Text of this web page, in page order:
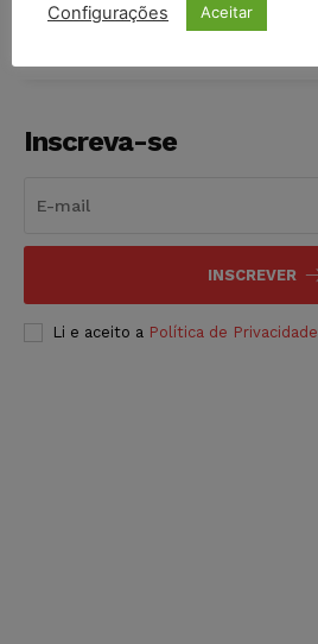
Inscreva-se
INSCREVER
Li e aceito a Política de Privacidade
Configurações Aceitar